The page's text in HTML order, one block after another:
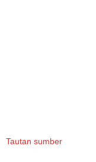
Tautan sumber